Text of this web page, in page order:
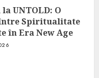
UNTOLD: O
Spiritualitate
în Era New Age